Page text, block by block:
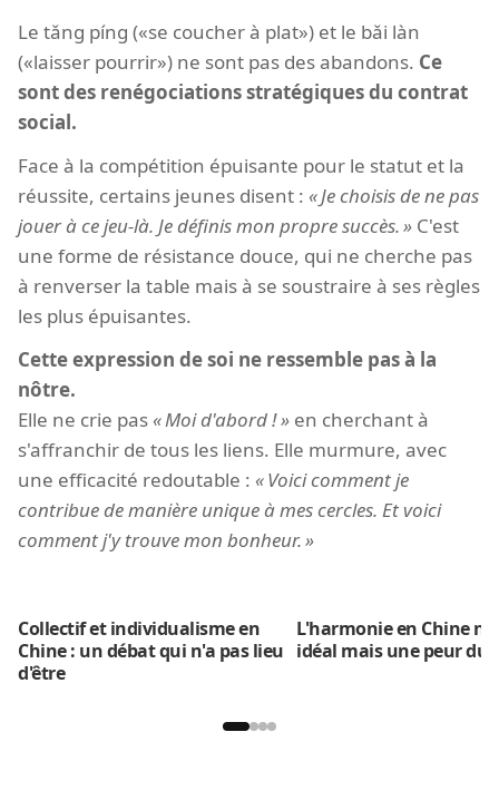
Le tǎng píng («se coucher à plat») et le bǎi làn
(«laisser pourrir») ne sont pas des abandons. Ce
sont des renégociations stratégiques du contrat
social.
Face à la compétition épuisante pour le statut et la
réussite, certains jeunes disent :
Je choisis de ne pas
jouer à ce jeu-là. Je définis mon propre succès.
C'est
une forme de résistance douce, qui ne cherche pas
à renverser la table mais à se soustraire à ses règles
les plus épuisantes.
Cette expression de soi ne ressemble pas à la
nôtre.
Elle ne crie pas
Moi d'abord ! en cherchant à
s'affranchir de tous les liens. Elle murmure, avec
une efficacité redoutable :
Voici comment je
contribue de manière unique à mes cercles. Et voici
comment j'y trouve mon bonheur.
Collectif et individualisme en
Chine : un débat qui n'a pas lieu
d'être
L'harmonie en Chine
idéal mais une peur du